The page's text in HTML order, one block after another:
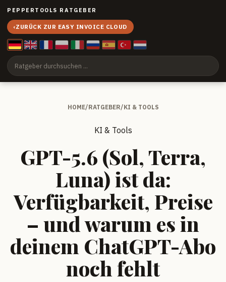
PEPPERTOOLS RATGEBER
‹ZURÜCK ZUR EASY INVOICE CLOUD
HOME/RATGEBER/KI & TOOLS
KI & Tools
GPT-5.6 (Sol, Terra,
Luna) ist da:
Verfügbarkeit, Preise
– und warum es in
deinem ChatGPT-Abo
noch fehlt